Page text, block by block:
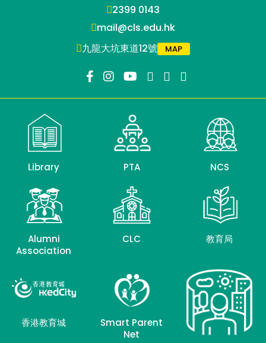
2399 0143
mail@cls.edu.hk
九龍大坑東道12號
MAP
Library PTA NCS
Alumni
Association
CLC 教育局
香港教育城
Smart Parent
Net